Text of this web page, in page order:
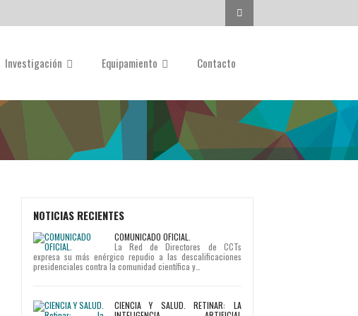
Investigación Equipamiento Contacto
NOTICIAS RECIENTES
COMUNICADO OFICIAL.
La Red de Directores de CCTs
expresa su más enérgico repudio a las descalificaciones
presidenciales contra la comunidad científica y…
CIENCIA Y SALUD. RETINAR: LA